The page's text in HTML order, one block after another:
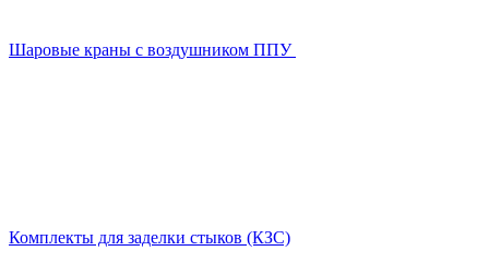
Шаровые краны с воздушником ППУ
Комплекты для заделки стыков (КЗС)